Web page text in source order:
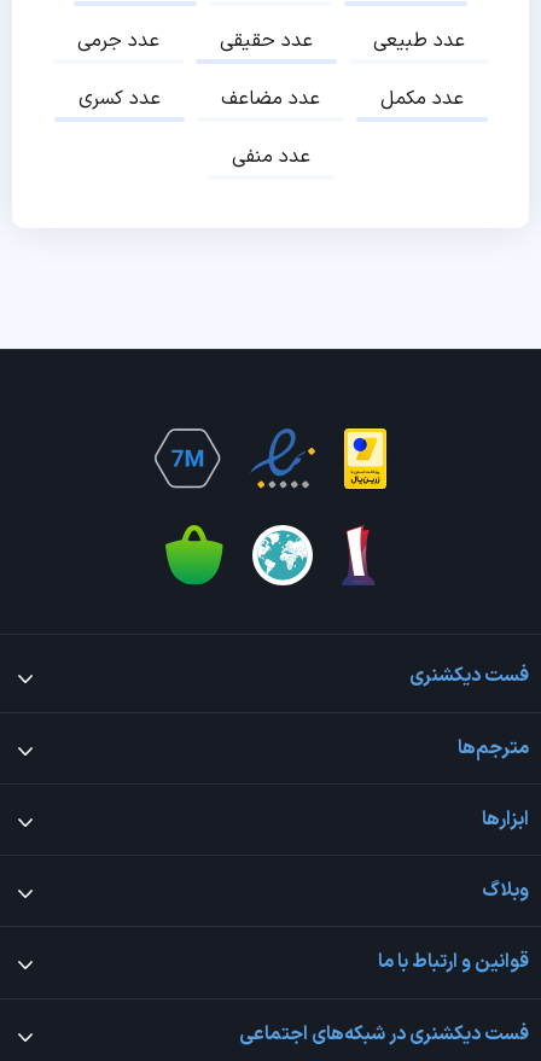
عدد جرمی
عدد حقیقی
عدد طبیعی
عدد کسری
عدد مضاعف
عدد مکمل
عدد منفی
فست دیکشنری
مترجم‌ها
ابزارها
وبلاگ
قوانین و ارتباط با ما
فست دیکشنری در شبکه‌های اجتماعی